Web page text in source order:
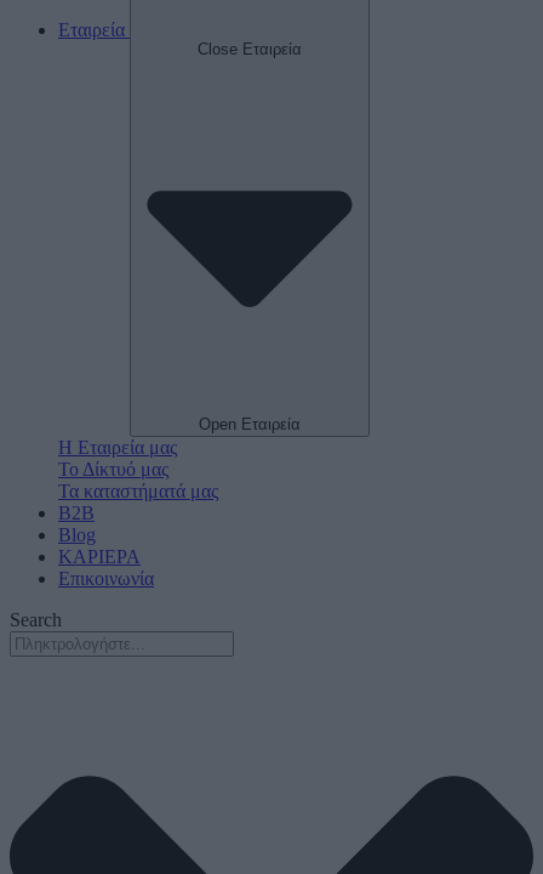
Εταιρεία
Close Εταιρεία
Open Εταιρεία
Η Εταιρεία μας
Το Δίκτυό μας
Τα καταστήματά μας
B2B
Blog
ΚΑΡΙΕΡΑ
Επικοινωνία
Search